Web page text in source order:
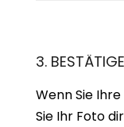
3.
Wenn Sie
Sie Ihr Foto